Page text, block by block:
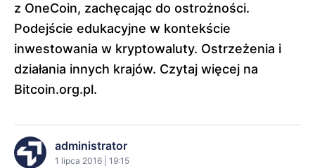
z OneCoin, zachęcając do ostrożności.
Podejście edukacyjne w kontekście
inwestowania w kryptowaluty. Ostrzeżenia i
działania innych krajów. Czytaj więcej na
Bitcoin.org.pl.
administrator
1 lipca 2016 | 19:15